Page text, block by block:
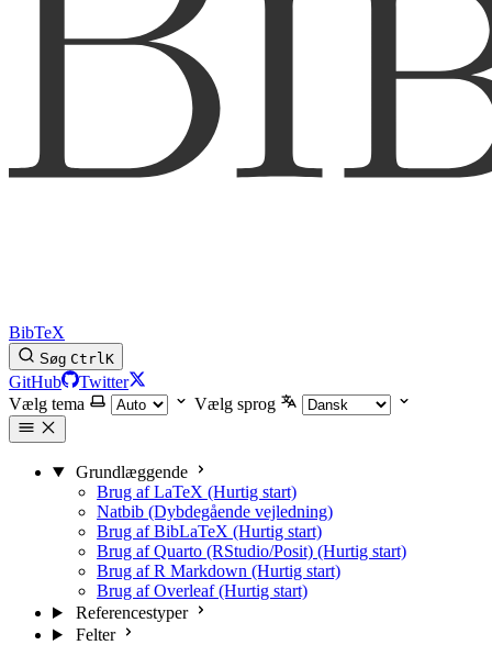
BibTeX
Søg CtrlK
GitHub
Twitter
Vælg tema
Vælg sprog
Grundlæggende
Brug af LaTeX (Hurtig start)
Natbib (Dybdegående vejledning)
Brug af BibLaTeX (Hurtig start)
Brug af Quarto (RStudio/Posit) (Hurtig start)
Brug af R Markdown (Hurtig start)
Brug af Overleaf (Hurtig start)
Referencestyper
Felter